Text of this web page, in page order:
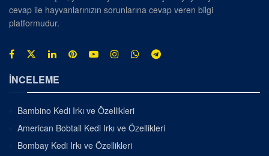
cevap ile hayvanlarınızın sorunlarına cevap veren bilgi
platformudur.
İNCELEME
Bambino Kedi Irkı ve Özellikleri
American Bobtail Kedi Irkı ve Özellikleri
Bombay Kedi Irkı ve Özellikleri